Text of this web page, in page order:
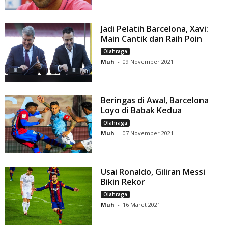
Jadi Pelatih Barcelona, Xavi:
Main Cantik dan Raih Poin
Olahraga
Muh - 09 November 2021
Beringas di Awal, Barcelona
Loyo di Babak Kedua
Olahraga
Muh - 07 November 2021
Usai Ronaldo, Giliran Messi
Bikin Rekor
Olahraga
Muh - 16 Maret 2021